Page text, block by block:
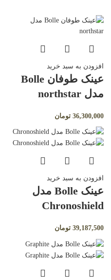
افزودن به سبد خرید
عینک طوفان Bolle
مدل northstar
36,300,000 تومان
افزودن به سبد خرید
عینک Bolle مدل
Chronoshield
39,187,500 تومان